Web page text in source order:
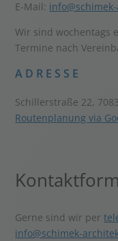
E-Mail:
Wir sind wochentags
Termine nach
ADRESSE
Schillerstraße 22,
Routenplanung via
Gerne sind wir per
info@schimek-